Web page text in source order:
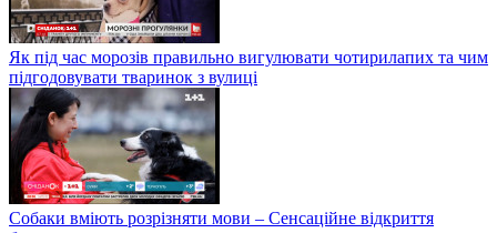
Як під час морозів правильно вигулювати чотирилапих та чим
підгодовувати тваринок з вулиці
Собаки вміють розрізняти мови – Сенсаційне відкриття